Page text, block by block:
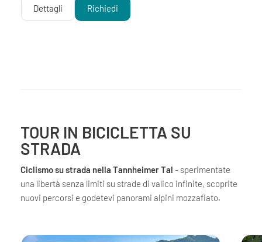
Dettagli Richiedi
TOUR IN BICICLETTA SU
STRADA
Ciclismo su strada nella Tannheimer Tal - sperimentate
una libertà senza limiti su strade di valico infinite, scoprite
nuovi percorsi e godetevi panorami alpini mozzafiato.